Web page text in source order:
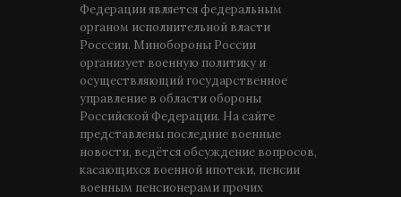
Федерации является федеральным
органом исполнительной власти
Росссии. Минобороны России
организует военную политику и
осуществляющий государственное
управление в области обороны
Российской Федерации. На сайте
представлены последние военные
новости, ведётся обсуждение вопросов,
касающихся военной ипотеки, пенсии
военным пенсионерами прочих